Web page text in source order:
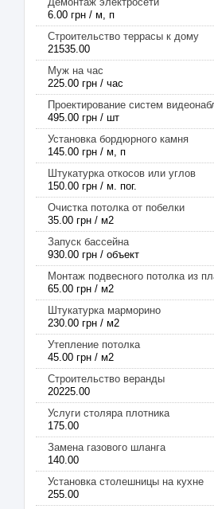
6.00 грн / м, п
Строительство террасы к дому
21535.00
Муж на час
225.00 грн / час
Проектирование систем
495.00 грн / шт
Установка бордюрного камня
145.00 грн / м, п
Штукатурка откосов или углов
150.00 грн / м. пог.
Очистка потолка от побелки
35.00 грн / м2
Запуск бассейна
930.00 грн / объект
Монтаж подвесного потолка из
65.00 грн / м2
Штукатурка марморино
230.00 грн / м2
Утепление потолка
45.00 грн / м2
Строительство веранды
20225.00
Услуги столяра плотника
175.00
Замена газового шланга
140.00
Установка столешницы на кухне
255.00